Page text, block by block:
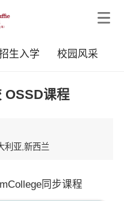
生入学 校园风采
OSSD课程
利亚,新西兰
同步课程